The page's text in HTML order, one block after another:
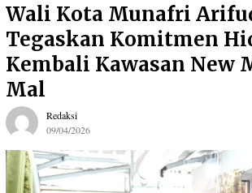
Wali Kota Munafri
Tegaskan Komitmen
Kembali Kawasan New
Mal
Redaksi
09/04/2026